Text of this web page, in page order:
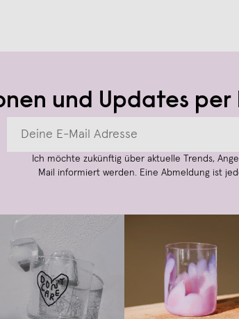
und Updates per
Ich möchte zukünftig über aktuelle Trends,
Mail informiert werden. Eine Abmeldung ist